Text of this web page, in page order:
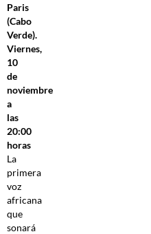
Paris
(Cabo
Verde).
Viernes,
10
de
noviembre
a
las
20:00
horas
La
primera
voz
africana
que
sonará